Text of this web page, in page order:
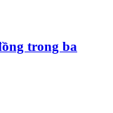
trong ba